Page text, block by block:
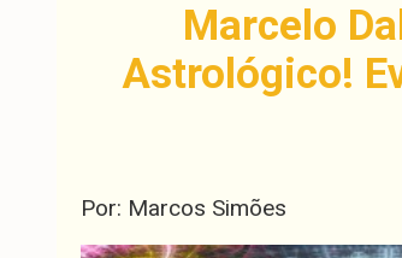
Marcelo
Astrológico!
Por: Marcos Simões